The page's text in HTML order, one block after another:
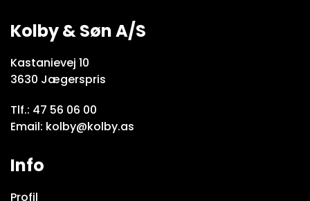
Kolby & Søn A/S
Kastanievej 10
3630 Jægerspris
Tlf.: 47 56 06 00
Email: kolby@kolby.as
Info
Profil